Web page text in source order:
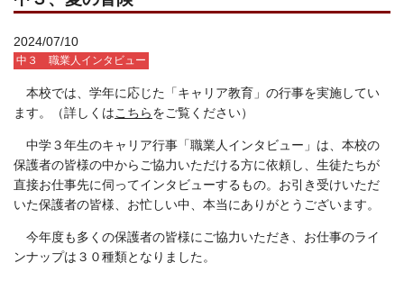
2024/07/10
中３ 職業人インタビュー
本校では、学年に応じた「キャリア教育」の行事を実施してい
ます。（詳しくはこちらをご覧ください）
中学３年生のキャリア行事「職業人インタビュー」は、本校の
保護者の皆様の中からご協力いただける方に依頼し、生徒たちが
直接お仕事先に伺ってインタビューするもの。お引き受けいただ
いた保護者の皆様、お忙しい中、本当にありがとうございます。
今年度も多くの保護者の皆様にご協力いただき、お仕事のライ
ンナップは３０種類となりました。